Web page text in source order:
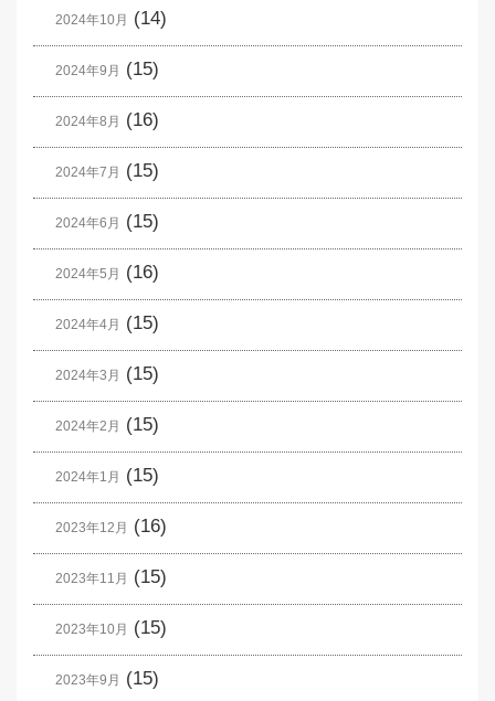
2024年10月 (14)
2024年9月 (15)
2024年8月 (16)
2024年7月 (15)
2024年6月 (15)
2024年5月 (16)
2024年4月 (15)
2024年3月 (15)
2024年2月 (15)
2024年1月 (15)
2023年12月 (16)
2023年11月 (15)
2023年10月 (15)
2023年9月 (15)